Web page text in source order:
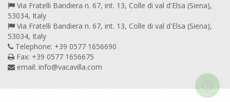
Via Fratelli Bandiera n. 67, int. 13, Colle di val d'Elsa (Siena),
53034, Italy
Via Fratelli Bandiera n. 67, int. 13, Colle di val d'Elsa (Siena),
53034, Italy
Telephone: +39 0577 1656690
Fax: +39 0577 1656675
email: info@vacavilla.com